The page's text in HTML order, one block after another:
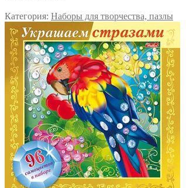
Категория: Наборы для творчества, пазлы